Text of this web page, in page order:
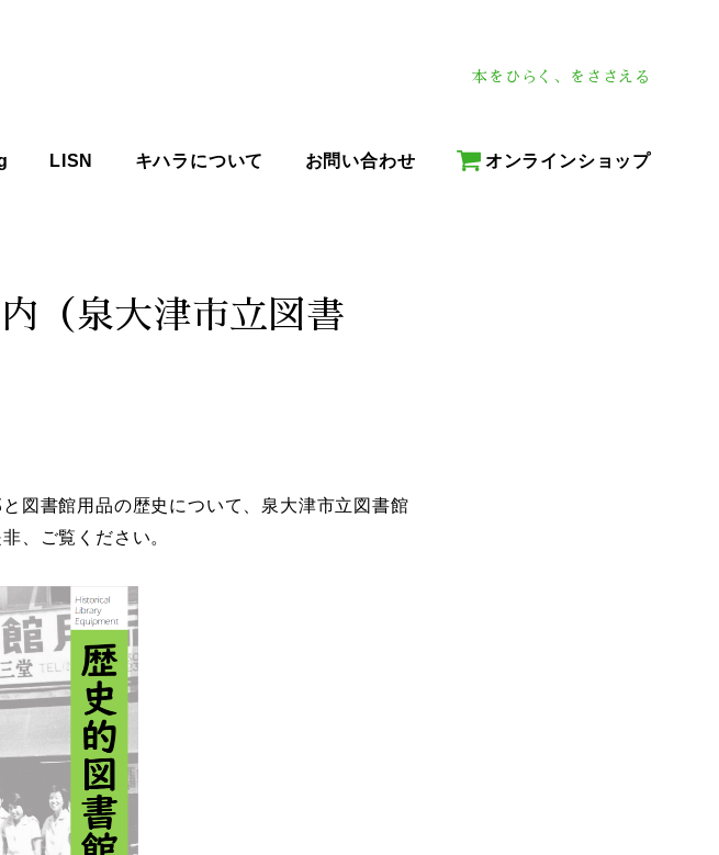
本をひらく、をささえる
LISN キハラについて お問い合わせ オンラインショップ
（泉大津市立図書
図書館用品の歴史について、泉大津市立図書館
、ご覧ください。